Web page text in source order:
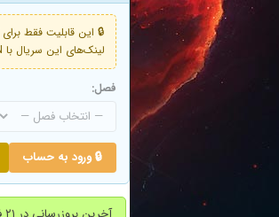
🔒 این قابلیت فقط برای
لینک‌های این سریال با CDN اختصاصی ایران را ثبت کنید و دقایقی بعد به لینک سوم آن دسترسی خواهید داشت
فصل:
🔒 ورود به حساب